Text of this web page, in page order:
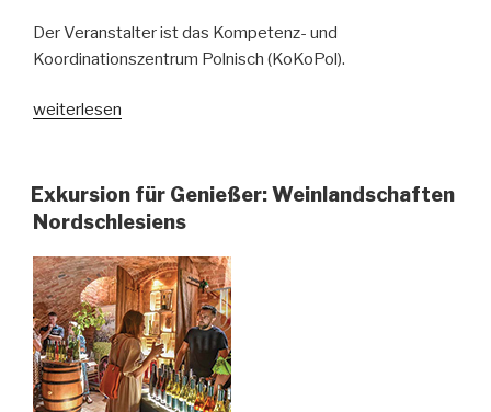
Der Veranstalter ist das Kompetenz- und
Koordinationszentrum Polnisch (KoKoPol).
„Buchvorstellung
Begegnungen
an
und
Neiße“
von
Beatrix
Flatt
in
weiterlesen
Exkursion für Genießer: Weinlandschaften
Nordschlesiens